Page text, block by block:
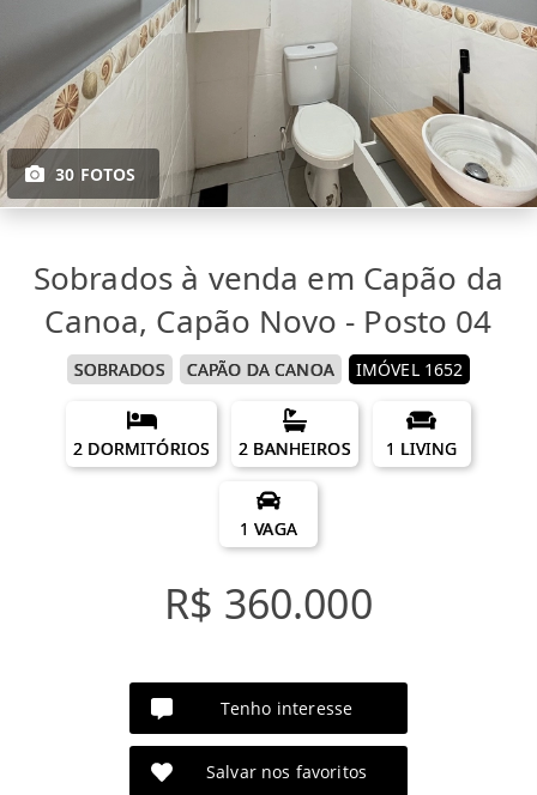
30 FOTOS
Sobrados à venda em Capão da
Canoa, Capão Novo - Posto 04
SOBRADOS CAPÃO DA CANOA IMÓVEL 1652
2 DORMITÓRIOS 2 BANHEIROS 1 LIVING
1 VAGA
R$ 360.000
Tenho interesse
Salvar nos favoritos